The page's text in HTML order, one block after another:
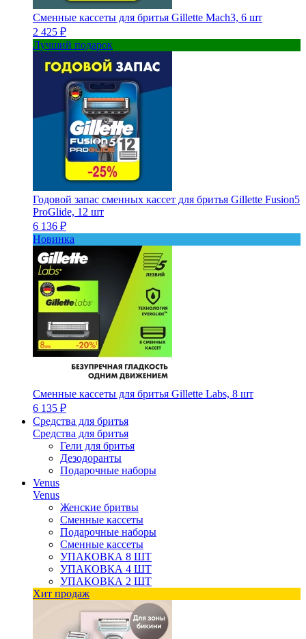
Сменные кассеты для бритья Gillette Mach3, 6 шт
2 425 ₽
Лучший подарок
Годовой запас сменных кассет для бритья Gillette Fusion5
ProGlide, 12 шт
6 136 ₽
Новинка
Сменные кассеты для бритья Gillette Labs, 8 шт
6 135 ₽
Средства для бритья
Средства для бритья
Гели для бритья
Дезодоранты
Подарочные наборы
Venus
Venus
Женские бритвы
Сменные кассеты
Подарочные наборы
Сменные кассеты
УПАКОВКА 8 ШТ
УПАКОВКА 4 ШТ
УПАКОВКА 2 ШТ
Хит продаж